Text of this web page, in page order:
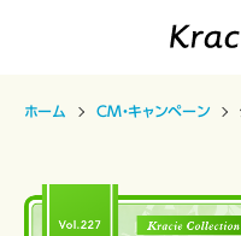
ホーム CM・キャンペーン